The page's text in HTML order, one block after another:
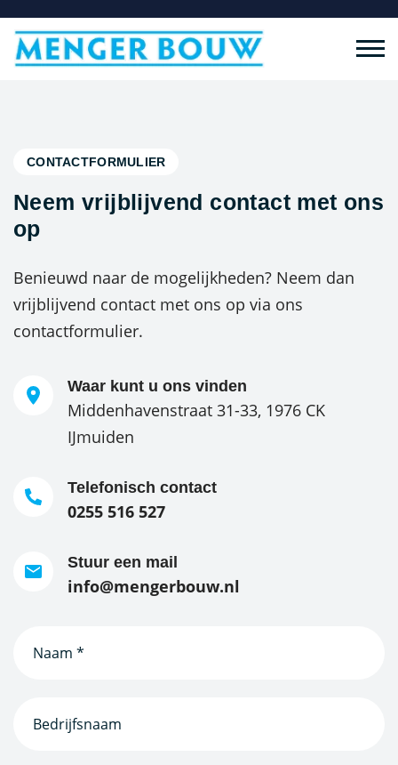
CONTACTFORMULIER
Neem vrijblijvend contact met ons
op
Benieuwd naar de mogelijkheden? Neem dan
vrijblijvend contact met ons op via ons
contactformulier.
Waar kunt u ons vinden
Middenhavenstraat 31-33, 1976 CK
IJmuiden
Telefonisch contact
0255 516 527
Stuur een mail
info@mengerbouw.nl
(Vereist)
(Vereist)